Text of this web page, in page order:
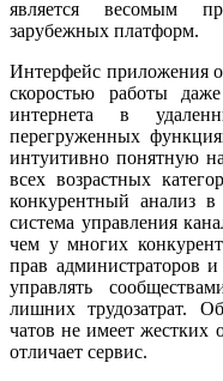
является весомым
зарубежных платформ.
Интерфейс приложения
скоростью работы
интернета в
перегруженных
интуитивно понятную
всех возрастных
конкурентный анализ
система управления
чем у многих
прав администраторов
управлять
лишних трудозатрат.
чатов не имеет жестких
отличает сервис.